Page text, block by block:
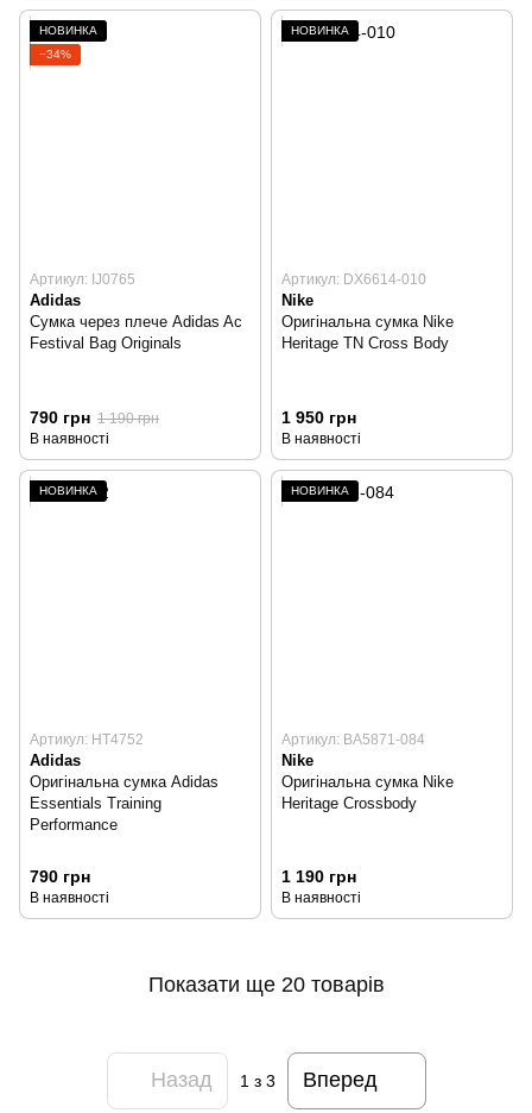
НОВИНКА
−34%
Артикул: IJ0765
Adidas
Сумка через плече Adidas Ac
Festival Bag Originals
790 грн 1 190 грн
В наявності
НОВИНКА
Артикул: DX6614-010
Nike
Оригінальна сумка Nike
Heritage TN Cross Body
1 950 грн
В наявності
НОВИНКА
Артикул: HT4752
Adidas
Оригінальна сумка Adidas
Essentials Training
Performance
790 грн
В наявності
НОВИНКА
Артикул: BA5871-084
Nike
Оригінальна сумка Nike
Heritage Crossbody
1 190 грн
В наявності
Показати ще 20 товарів
Назад 1 з 3 Вперед